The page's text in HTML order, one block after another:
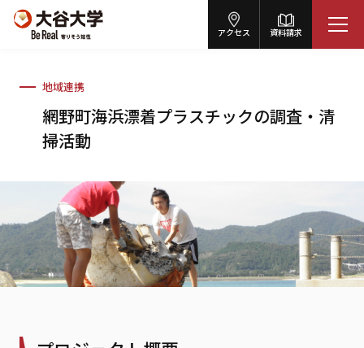
アクセス 資料請求
地域連携
網野町海浜漂着プラスチックの調査・清
掃活動